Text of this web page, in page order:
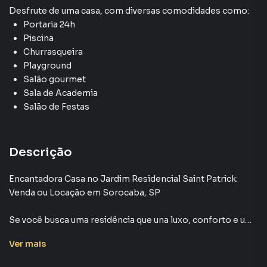
Desfrute de uma casa, com diversas comodidades como:
Portaria 24h
Piscina
Churrasqueira
Playground
Salão gourmet
Sala de Academia
Salão de Festas
Descrição
Encantadora Casa no Jardim Residencial Saint Patrick:
Venda ou Locação em Sorocaba, SP
Se você busca uma residência que una luxo, conforto e uma
Apresentamos uma deslumbrante casa disponível para
Ver mais